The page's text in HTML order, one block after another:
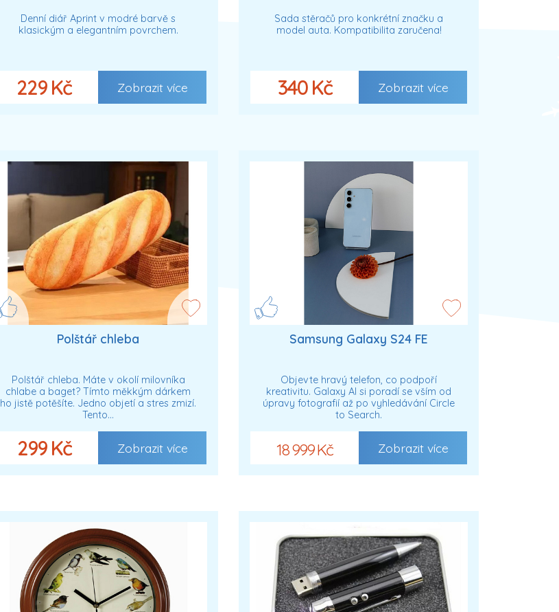
Denní diář Aprint v modré barvě s
klasickým a elegantním povrchem.
229 Kč Zobrazit více
Sada stěračů pro konkrétní značku a
model auta. Kompatibilita zaručena!
340 Kč Zobrazit více
Polštář chleba
Polštář chleba. Máte v okolí milovníka
chlabe a baget? Tímto měkkým dárkem
ho jistě potěšíte. Jedno objetí a stres zmizí.
Tento…
299 Kč Zobrazit více
Samsung Galaxy S24 FE
Objevte hravý telefon, co podpoří
kreativitu. Galaxy AI si poradí se vším od
úpravy fotografií až po vyhledávání Circle
to Search.
18 999 Kč Zobrazit více